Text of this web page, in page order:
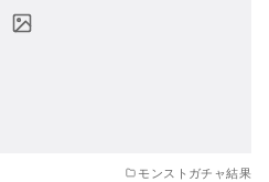
モンストガチャ結果